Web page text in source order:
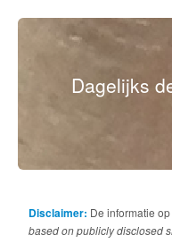
Dagelijks
Disclaimer: De informatie
based on publicly disclosed